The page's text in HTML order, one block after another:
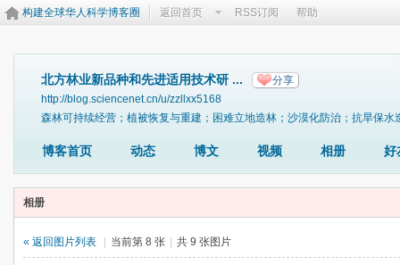
构建全球华人科学博客圈 返回首页 RSS订阅 帮助
北方林业新品种和先进适用技术研 ... 分享
http://blog.sciencenet.cn/u/zzllxx5168
森林可持续经营；植被恢复与重建；困难立地造林；沙漠化防治；抗旱保
博客首页 动态 博文 视频 相册 好
相册
« 返回图片列表 当前第 8 张 共 9 张图片